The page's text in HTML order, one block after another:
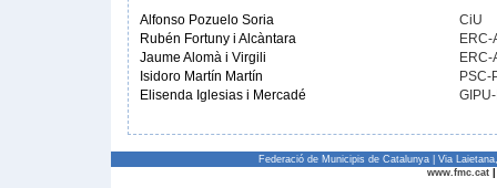
Alfonso Pozuelo Soria
CiU
Rubén Fortuny i Alcàntara
ERC-
Jaume Alomà i Virgili
ERC-
Isidoro Martín Martín
PSC-
Elisenda Iglesias i Mercadé
Federació de Municipis de Catalunya | Via
www.fmc.cat